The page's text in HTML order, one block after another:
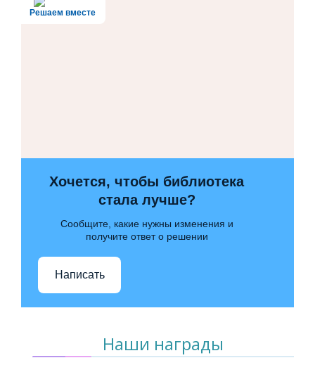
Решаем вместе
Хочется, чтобы библиотека
стала лучше?
Сообщите, какие нужны изменения и
получите ответ о решении
Написать
Наши награды